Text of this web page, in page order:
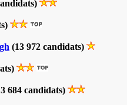
(13 972 candidats)
684 candidats)